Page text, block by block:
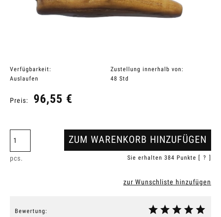
Verfügbarkeit:
Auslaufen
Zustellung innerhalb von:
48 Std
Preis: 96,55 €
pcs.
ZUM WARENKORB HINZUFÜGEN
Sie erhalten 384 Punkte [ ? ]
zur Wunschliste hinzufügen
Bewertung: